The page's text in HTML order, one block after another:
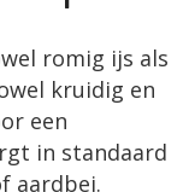
romig ijs als
kruidig en
een
in standaard
aardbei.